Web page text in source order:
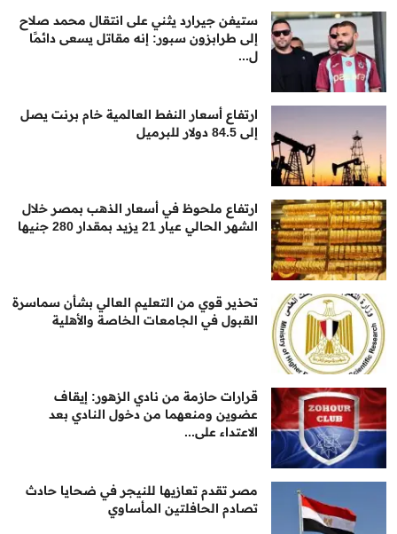
ستيفن جيرارد يثني على انتقال محمد صلاح
إلى طرابزون سبور: إنه مقاتل يسعى دائمًا
ل...
ارتفاع أسعار النفط العالمية خام برنت يصل
إلى 84.5 دولار للبرميل
ارتفاع ملحوظ في أسعار الذهب بمصر خلال
الشهر الحالي عيار 21 يزيد بمقدار 280 جنيها
تحذير قوي من التعليم العالي بشأن سماسرة
القبول في الجامعات الخاصة والأهلية
قرارات حازمة من نادي الزهور: إيقاف
عضوين ومنعهما من دخول النادي بعد
الاعتداء على...
مصر تقدم تعازيها للنيجر في ضحايا حادث
تصادم الحافلتين المأساوي